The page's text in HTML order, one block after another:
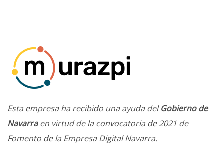
Esta empresa ha recibido una ayuda delGobierno de
Navarraen virtud de la convocatoria de 2021 de
Fomento de la Empresa Digital Navarra.